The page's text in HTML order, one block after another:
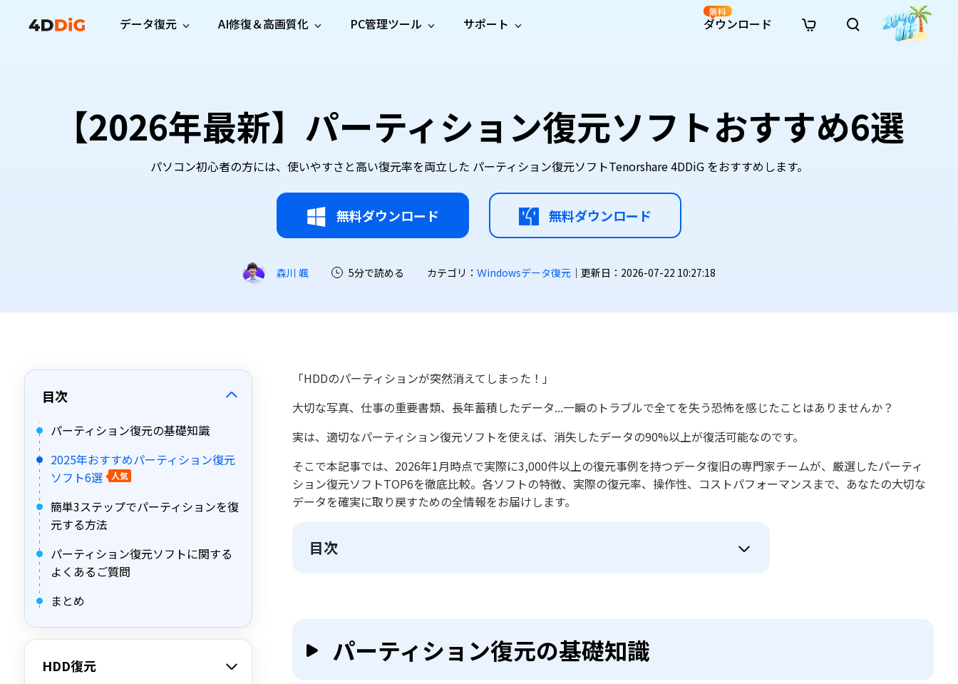
データ復元
プロ版 無料版
Mac データ復元
WhatsApp データ復元
WhatsAppのデータを復元
LINE データ復元
LINEのデータを復元
· USBデータ復元
· ゴミ箱復元
· ファイル復元
· エクセル復元
· 写真復元
· 動画復元
AI修復＆高画質化
動画修
復
写真修
復
メント
修復
音声修
動画高
AI
写真高
AI
オンライン写真修復
オンラインファイル修復
· シネマ風AI画像プロンプト
· アニメ実写化プロンプト
· AIレゴ風写真プロンプト
PC管理ツール
Windows向けディスク管理ツール
ディスクをクローン
重複ファイルを検出・削除
Tenorshare Cleamio
新製
Macを徹底クリーンアップ＆最適化
WindowsのDLLエラーを修復
Email Repair
破損したPST/OSTファイルを修復
Macの問題を無料で修復
· ハードディスクをクローン
· 重複検索（Mac）
· Cドライブを拡張
· ディスク容量を解放
· MBRをGPTに変換
· Macストレージを整理
サポート
ガイド・お問い合わせ
サブスク更新情報
最新のお知らせ
ユーザーガイドセンター
ヒントと対処法
ダウンロード
無料
【2026年最新】パーティション復元ソフトおすすめ6選
パソコン初心者の方には、使いやすさと高い復元率を両立した パーティション復元ソフトTenorshare 4DDiG をおすすめします。
無料ダウンロード 無料ダウンロード
森川 颯 5分で読める カテゴリ： Ｗindowsデータ復元 ｜更新日：2026-07-22 10:27:18
目次
パーティション復元の基礎知識
2025年おすすめパーティション復元
ソフト6選
人気
簡単3ステップでパーティションを復
元する方法
パーティション復元ソフトに関する
よくあるご質問
まとめ
HDD復元
「HDDのパーティションが突然消えてしまった！」
大切な写真、仕事の重要書類、長年蓄積したデータ...一瞬のトラブルで全てを失う恐怖を感じたことはありませんか？
実は、適切なパーティション復元ソフトを使えば、消失したデータの90%以上が復活可能なのです。
そこで本記事では、2026年1月時点で実際に3,000件以上の復元事例を持つデータ復旧の専門家チームが、厳選したパーティ
ション復元ソフトTOP6を徹底比較。各ソフトの特徴、実際の復元率、操作性、コストパフォーマンスまで、あなたの大切な
データを確実に取り戻すための全情報をお届けします。
目次
パーティション復元の基礎知識